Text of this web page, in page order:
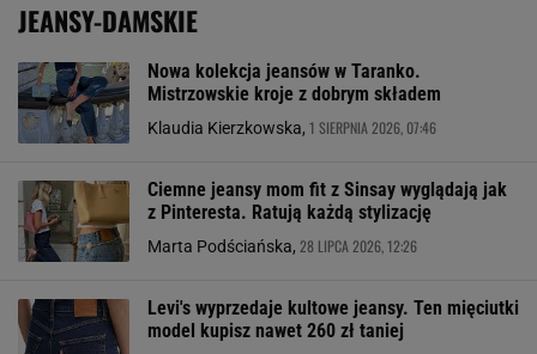
JEANSY-DAMSKIE
Nowa kolekcja jeansów w Taranko.
Mistrzowskie kroje z dobrym składem
Klaudia Kierzkowska, 1 SIERPNIA 2026, 07:46
Ciemne jeansy mom fit z Sinsay wyglądają jak
z Pinteresta. Ratują każdą stylizację
Marta Podściańska, 28 LIPCA 2026, 12:26
Levi's wyprzedaje kultowe jeansy. Ten mięciutki
model kupisz nawet 260 zł taniej